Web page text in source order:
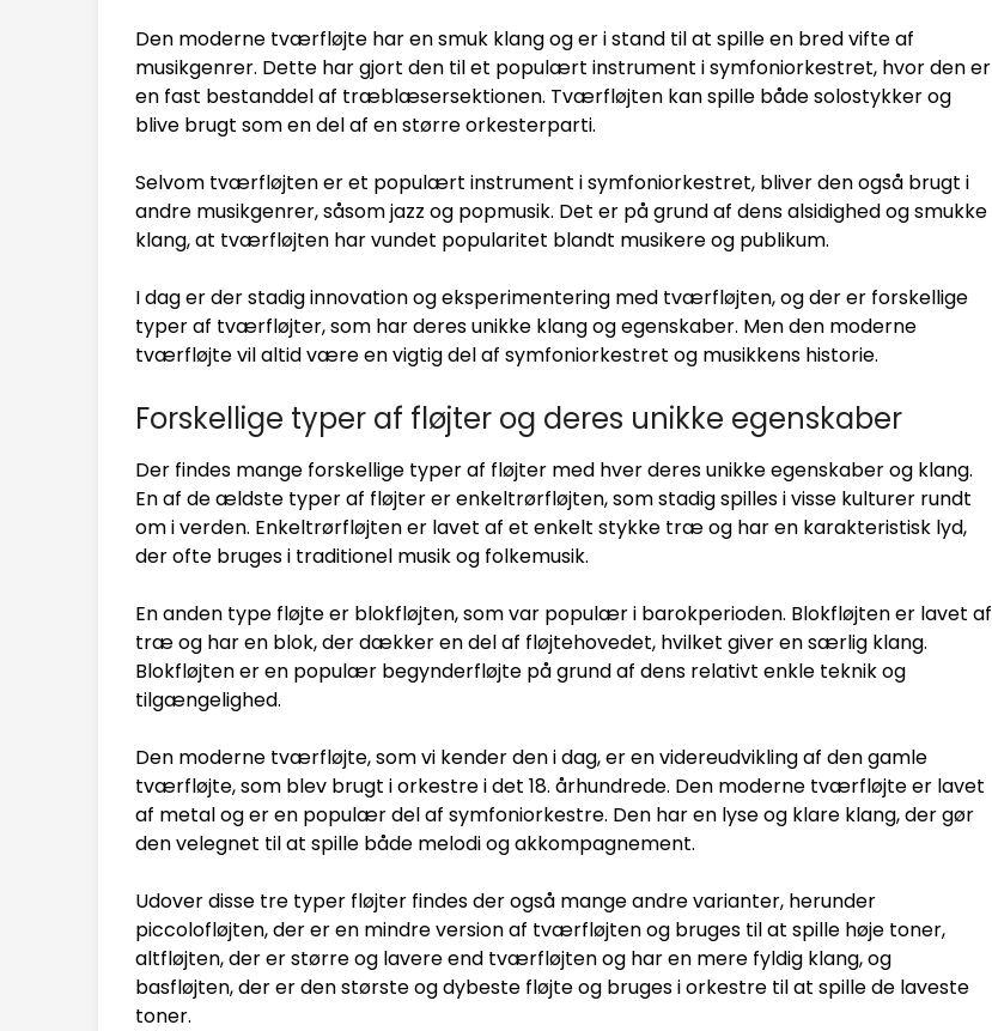
Den moderne tværfløjte har en smuk klang og er i stand til at spille en bred vifte af
musikgenrer. Dette har gjort den til et populært instrument i symfoniorkestret, hvor den er
en fast bestanddel af træblæsersektionen. Tværfløjten kan spille både solostykker og
blive brugt som en del af en større orkesterparti.
Selvom tværfløjten er et populært instrument i symfoniorkestret, bliver den også brugt i
andre musikgenrer, såsom jazz og popmusik. Det er på grund af dens alsidighed og smukke
klang, at tværfløjten har vundet popularitet blandt musikere og publikum.
I dag er der stadig innovation og eksperimentering med tværfløjten, og der er forskellige
typer af tværfløjter, som har deres unikke klang og egenskaber. Men den moderne
tværfløjte vil altid være en vigtig del af symfoniorkestret og musikkens historie.
Forskellige typer af fløjter og deres unikke egenskaber
Der findes mange forskellige typer af fløjter med hver deres unikke egenskaber og klang.
En af de ældste typer af fløjter er enkeltrørfløjten, som stadig spilles i visse kulturer rundt
om i verden. Enkeltrørfløjten er lavet af et enkelt stykke træ og har en karakteristisk lyd,
der ofte bruges i traditionel musik og folkemusik.
En anden type fløjte er blokfløjten, som var populær i barokperioden. Blokfløjten er lavet af
træ og har en blok, der dækker en del af fløjtehovedet, hvilket giver en særlig klang.
Blokfløjten er en populær begynderfløjte på grund af dens relativt enkle teknik og
tilgængelighed.
Den moderne tværfløjte, som vi kender den i dag, er en videreudvikling af den gamle
tværfløjte, som blev brugt i orkestre i det 18. århundrede. Den moderne tværfløjte er lavet
af metal og er en populær del af symfoniorkestre. Den har en lyse og klare klang, der gør
den velegnet til at spille både melodi og akkompagnement.
Udover disse tre typer fløjter findes der også mange andre varianter, herunder
piccolofløjten, der er en mindre version af tværfløjten og bruges til at spille høje toner,
altfløjten, der er større og lavere end tværfløjten og har en mere fyldig klang, og
basfløjten, der er den største og dybeste fløjte og bruges i orkestre til at spille de laveste
toner.